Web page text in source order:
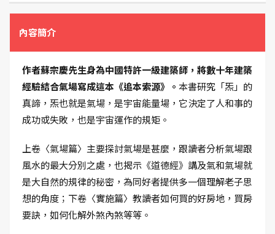
內容簡介
作者蘇宗慶先生身為中國特許一級建築師，將數十年建築
經驗結合氣場寫成這本《追本索源》。 本書研究「炁」的
真諦，炁也就是氣場，是宇宙能量場，它決定了人和事的
成功或失敗，也是宇宙運作的規矩。
上卷〈氣場篇〉主要探討氣場是甚麼，跟讀者分析氣場跟
風水的最大分別之處，也揭示《道德經》講及氣和氣場就
是大自然的規律的秘密，為同好者提供多一個理解老子思
想的角度；下卷〈實施篇〉教讀者如何買的好房地，買房
要訣，如何化解外煞內煞等等。